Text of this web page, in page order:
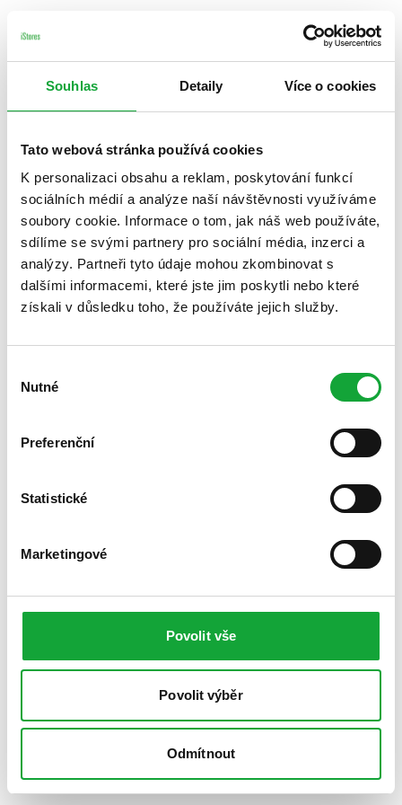
Souhlas Detaily Více o cookies
Tato webová stránka používá cookies
K personalizaci obsahu a reklam, poskytování funkcí
sociálních médií a analýze naší návštěvnosti využíváme
soubory cookie. Informace o tom, jak náš web používáte,
sdílíme se svými partnery pro sociální média, inzerci a
analýzy. Partneři tyto údaje mohou zkombinovat s
dalšími informacemi, které jste jim poskytli nebo které
získali v důsledku toho, že používáte jejich služby.
souhlasu
Nutné
Preferenční
Statistické
Marketingové
Povolit vše
Povolit výběr
Odmítnout